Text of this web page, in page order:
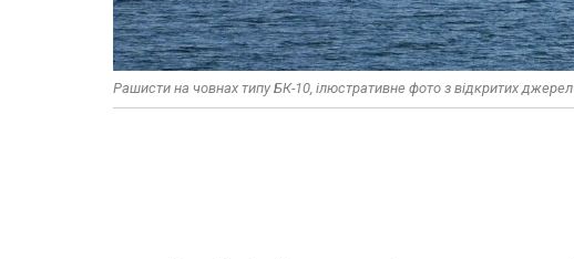
Рашисти на човнах типу БК-10, ілюстративне фото з відкритих джерел